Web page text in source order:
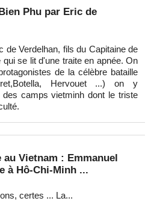
Phu par Eric de
de Verdelhan, fils du Capitaine de
se lit d'une traite en apnée. On
de la célèbre bataille
Hervouet ...) on y
camps vietminh dont le triste
Vietnam : Emmanuel
à Hô-Chi-Minh ...
certes ... La...